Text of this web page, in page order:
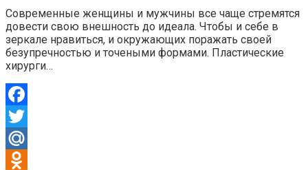
Современные женщины и мужчины все чаще стремятся
довести свою внешность до идеала. Чтобы и себе в
зеркале нравиться, и окружающих поражать своей
безупречностью и точеными формами. Пластические
хирурги…
Facebook
Twitter
Mail.Ru